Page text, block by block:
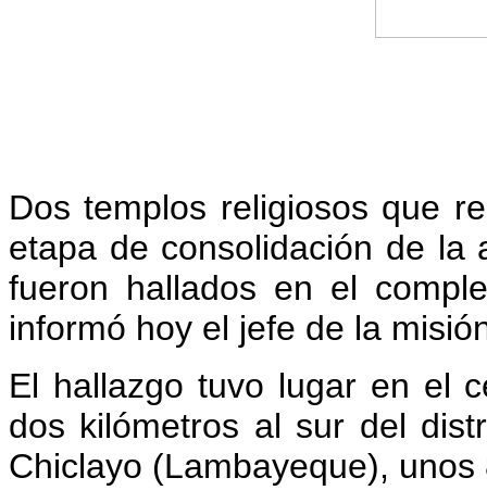
Dos templos religiosos que
etapa de consolidación de
fueron hallados en el
informó hoy el jefe de la
El hallazgo tuvo lugar en el
dos kilómetros al sur del
Chiclayo (Lambayeque),